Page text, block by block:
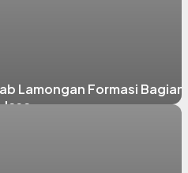
Lamongan Formasi Bagian